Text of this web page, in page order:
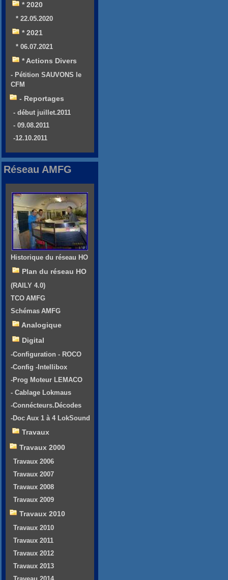
* 2020
* 22.05.2020
* 2021
* 06.07.2021
* Actions Divers
- Pétition SAUVONS le
CFM
- Reportages
- début juillet.2011
- 09.08.2011
-12.10.2011
Réseau AMFG
Historique du réseau HO
Plan du réseau HO
(RAILY 4.0)
TCO AMFG
Schémas AMFG
Analogique
Digital
-Configuration - ROCO
-Config -Intellibox
-Prog Moteur LEMACO
- Cablage Lokmaus
-Connécteurs.Décodes
-Doc Aux 1 à 4 LokSound
Travaux
Travaux 2000
Travaux 2006
Travaux 2007
Travaux 2008
Travaux 2009
Travaux 2010
Travaux 2010
Travaux 2011
Travaux 2012
Travaux 2013